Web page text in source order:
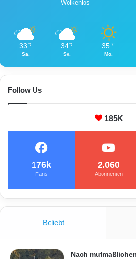
Wolkenlos
33 ℃
Sa.
34 ℃
So.
35 ℃
Mo.
Follow Us
185K
176k
Fans
2.060
Abonnenten
Beliebt
Nach